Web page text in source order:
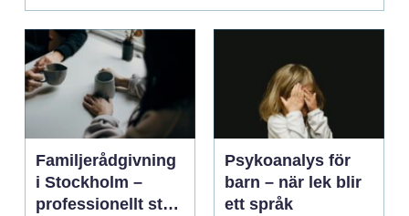
Familjerådgivning
i Stockholm –
professionellt stöd
Psykoanalys för
barn – när lek blir
ett språk